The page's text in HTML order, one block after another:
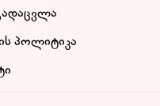
პოლიტიკა